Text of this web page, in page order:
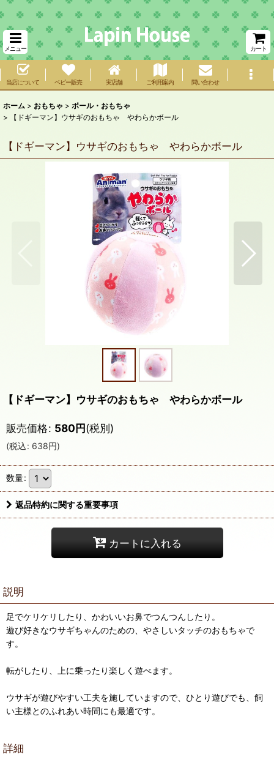
メニュー カート
当店について ベビー販売 実店舗 ご利用案内 問い合わせ
ホーム > おもちゃ > ボール・おもちゃ
>
【ドギーマン】ウサギのおもちゃ やわらかボール
【ドギーマン】ウサギのおもちゃ やわらかボール
【ドギーマン】ウサギのおもちゃ やわらかボール
販売価格: 580円(税別)
(税込: 638円)
数量:
返品特約に関する重要事項
カートに入れる
説明
足でケリケリしたり、かわいいお鼻でつんつんしたり。
遊び好きなウサギちゃんのための、やさしいタッチのおもちゃで
す。
転がしたり、上に乗ったり楽しく遊べます。
ウサギが遊びやすい工夫を施していますので、ひとり遊びでも、飼
い主様とのふれあい時間にも最適です。
詳細